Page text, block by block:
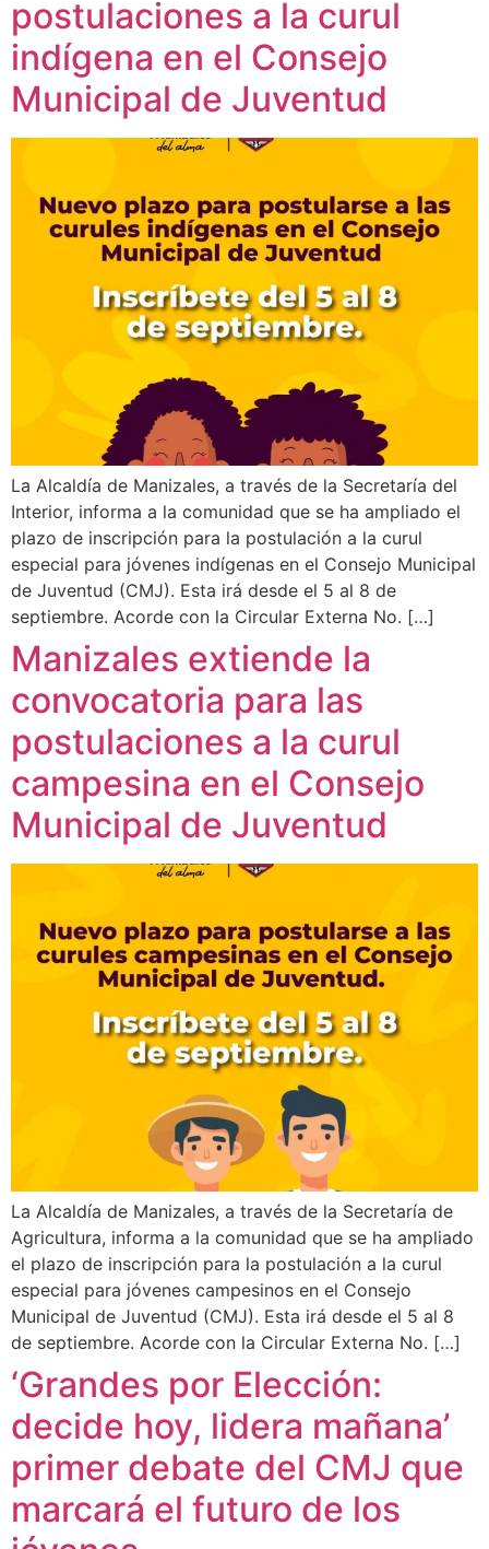
postulaciones a la curul
indígena en el Consejo
Municipal de Juventud
La Alcaldía de Manizales, a través de la Secretaría del
Interior, informa a la comunidad que se ha ampliado el
plazo de inscripción para la postulación a la curul
especial para jóvenes indígenas en el Consejo Municipal
de Juventud (CMJ). Esta irá desde el 5 al 8 de
septiembre. Acorde con la Circular Externa No. […]
Manizales extiende la
convocatoria para las
postulaciones a la curul
campesina en el Consejo
Municipal de Juventud
La Alcaldía de Manizales, a través de la Secretaría de
Agricultura, informa a la comunidad que se ha ampliado
el plazo de inscripción para la postulación a la curul
especial para jóvenes campesinos en el Consejo
Municipal de Juventud (CMJ). Esta irá desde el 5 al 8
de septiembre. Acorde con la Circular Externa No. […]
‘Grandes por Elección:
decide hoy, lidera mañana’
primer debate del CMJ que
marcará el futuro de los